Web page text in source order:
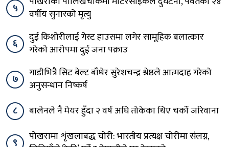
५
वर्षीय सुनारको मृत्यु
६
दुई किशोरीलाई गेस्ट हाउसमा लगेर सामूहिक बलात्कार
गरेको आरोपमा दुई जना पक्राउ
७
गाडीभित्रै सिट बेल्ट बाँधेर सुरेशचन्द्र श्रेष्ठले आत्मदाह गरेको
अनुसन्धान निष्कर्ष
८
बालेनले नै मेयर हुँदा २ वर्ष अघि तोकेका थिए चर्को जरिवाना
९
पोखरामा शृंखलाबद्ध चोरी: भारतीय प्रत्यक्ष चोरीमा संलग्न,